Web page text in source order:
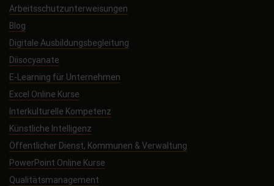
Arbeitsschutzunterweisungen
Blog
Digitale Ausbildungsbegleitung
Diisocyanate
E-Learning für Unternehmen
Excel Online Kurse
Interkulturelle Kompetenz
Künstliche Intelligenz
Öffentlicher Dienst, Kommunen & Verwaltung
PowerPoint Online Kurse
Qualitätsmanagement